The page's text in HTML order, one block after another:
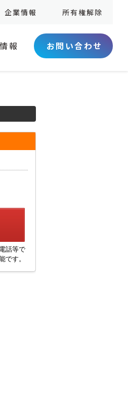
企業情報 所有権解除
報 お問い合わせ
話等で
です。